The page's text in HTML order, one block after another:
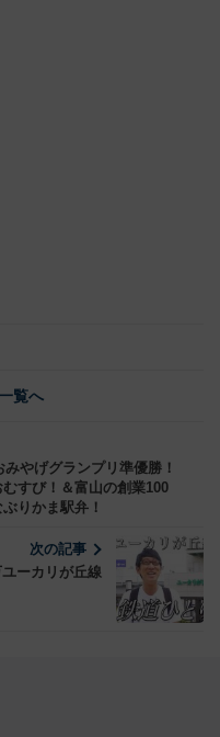
覧へ
みやげグランプリ準優勝！
すび！＆富山の創業100
りかま駅弁！
次の記事
ーカリが丘線